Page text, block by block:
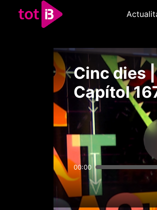
Cinc dies |
Capítol
00:00